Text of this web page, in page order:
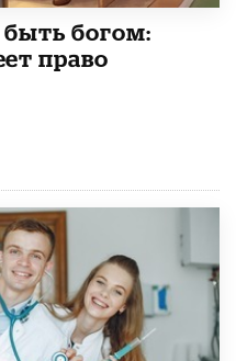
быть богом:
право